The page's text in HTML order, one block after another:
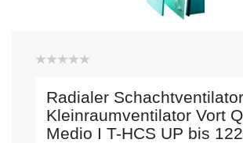
Radialer
Kleinraumventilator Vort
Medio I T-HCS UP bis